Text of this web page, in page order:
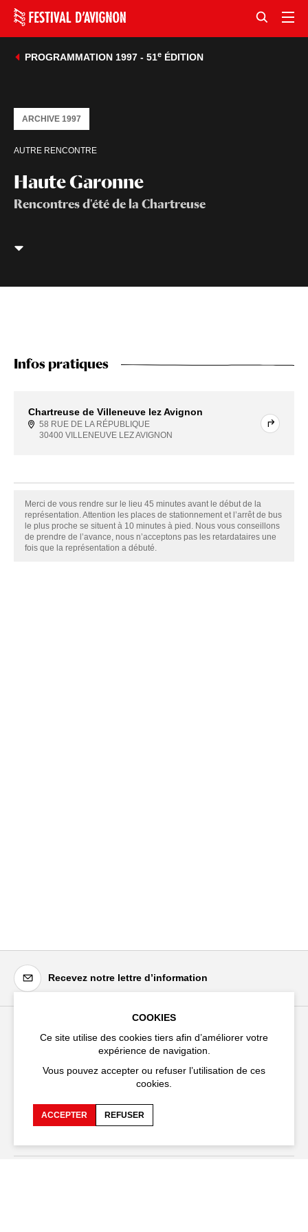
PROGRAMMATION 1997 - 51eÉDITION
Haute Garonne
Rencontres d'été de la Chartreuse
AUTRE RENCONTRE
ARCHIVE 1997
Infos pratiques
Chartreuse de Villeneuve lez Avignon
58 RUE DE LA RÉPUBLIQUE
30400 VILLENEUVE LEZ AVIGNON
Merci de vous rendre sur le lieu 45 minutes avant le début de la
représentation. Attention les places de stationnement et l’arrêt de bus
le plus proche se situent à 10 minutes à pied. Nous vous conseillons
de prendre de l’avance, nous n’acceptons pas les retardataires une
fois que la représentation a débuté.
Recevez notre lettre d’information
Festival d'Avignon
20 rue du Portail Boquier,
+33 (0)4 90 27 66 50
COOKIES
Ce site utilise des cookies tiers afin d’améliorer votre
expérience de navigation.
Vous pouvez accepter ou refuser l’utilisation de ces
cookies.
ACCEPTER REFUSER